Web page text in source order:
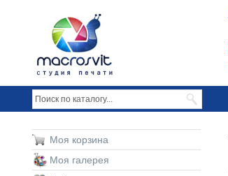
Моя корзина
Моя галерея